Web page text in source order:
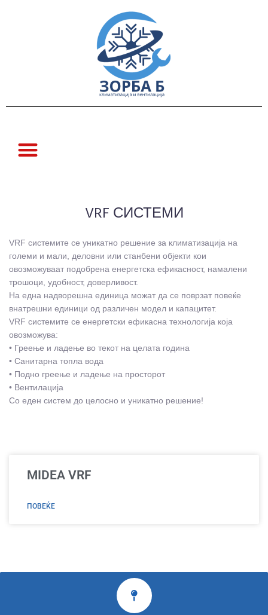
VRF СИСТЕМИ
VRF системите се уникатно решение за климатизација на
големи и мали, деловни или станбени објекти кои
овозможуваат подобрена енергетска ефикасност, намалени
трошоци, удобност, доверливост.
На една надворешна единица можат да се поврзат повеќе
внатрешни единици од различен модел и капацитет.
VRF системите се енергетски ефикасна технологија која
овозможува:
• Греење и ладење во текот на целата година
• Санитарна топла вода
• Подно греење и ладење на просторот
• Вентилација
Со еден систем до целосно и уникатно решение!
MIDEA VRF
ПОВЕЌЕ